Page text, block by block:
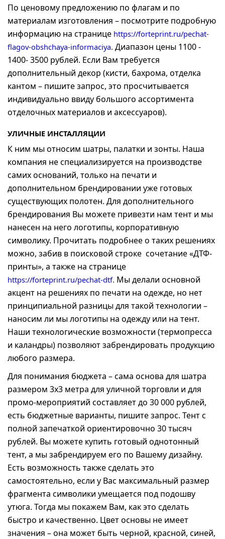
По ценовому предложению по флагам и по
материалам изготовления – посмотрите подробную
информацию на странице https://forteprint.ru/pechat-
flagov-obshchaya-informaciya. Диапазон цены 1100 -
1400- 3500 рублей. Если Вам требуется
дополнительный декор (кисти, бахрома, отделка
кантом – пишите запрос, это просчитывается
индивидуально ввиду большого ассортимента
отделочных материалов и аксессуаров).
УЛИЧНЫЕ ИНСТАЛЛЯЦИИ
К ним мы относим шатры, палатки и зонты. Наша
компания не специализируется на производстве
самих оснований, только на печати и
дополнительном брендировании уже готовых
существующих полотен. Для дополнительного
брендирования Вы можете привезти нам тент и мы
нанесен на него логотипы, корпоративную
символику. Прочитать подробнее о таких решениях
можно, забив в поисковой строке сочетание «ДТФ-
принты», а также на странице
https://forteprint.ru/pechat-dtf. Мы делали основной
акцент на решениях по печати на одежде, но нет
принципиальной разницы для такой технологии –
наносим ли мы логотипы на одежду или на тент.
Наши технологические возможности (термопресса
и каландры) позволяют забрендировать продукцию
любого размера.
Для понимания бюджета – сама основа для шатра
размером 3х3 метра для уличной торговли и для
промо-мероприятий составляет до 30 000 рублей,
есть бюджетные варианты, пишите запрос. Тент с
полной запечаткой ориентировочно 30 тысяч
рублей. Вы можете купить готовый однотонный
тент, а мы забрендируем его по Вашему дизайну.
Есть возможность также сделать это
самостоятельно, если у Вас максимальный размер
фрагмента символики умещается под подошву
утюга. Тогда мы покажем Вам, как это сделать
быстро и качественно. Цвет основы не имеет
значения – она может быть черной, красной, синей,